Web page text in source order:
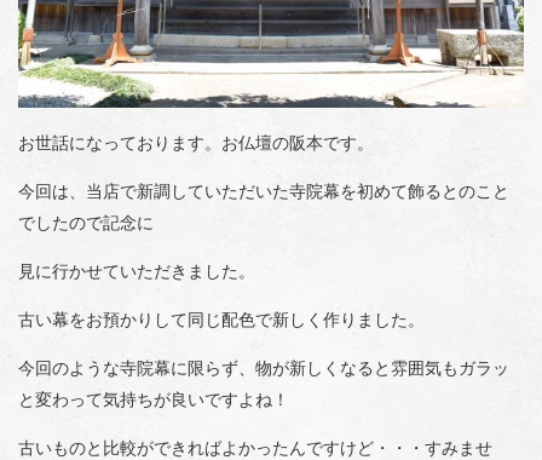
お世話になっております。お仏壇の阪本です。
今回は、当店で新調していただいた寺院幕を初めて飾るとのこと
でしたので記念に
見に行かせていただきました。
古い幕をお預かりして同じ配色で新しく作りました。
今回のような寺院幕に限らず、物が新しくなると雰囲気もガラッ
と変わって気持ちが良いですよね！
古いものと比較ができればよかったんですけど・・・すみませ